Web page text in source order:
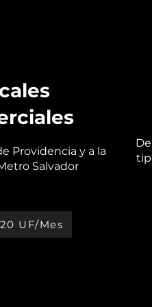
Providencia y a la
Salvador
UF/Mes